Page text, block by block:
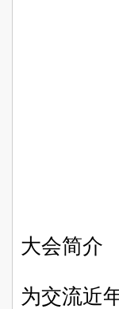
大会简介
为交流近